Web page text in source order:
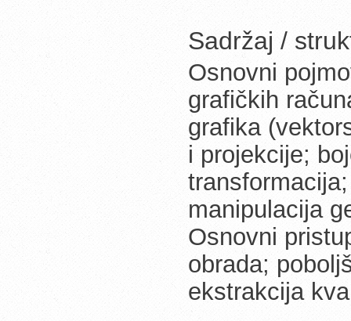
Sadržaj /
Osnovni
grafičkih
grafika
i projekcije;
manipulacija
Osnovni
obrada;
ekstrakcija